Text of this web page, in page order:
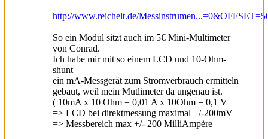
http://www.reichelt.de/
So ein Modul sitzt auch im 5€ Mini-Multimeter
von Conrad.
Ich habe mir mit so einem LCD und 10-Ohm-
shunt
ein mA-Messgerät zum Stromverbrauch ermitteln
gebaut, weil mein Mutlimeter da ungenau ist.
( 10mA x 10 Ohm = 0,01 A x 10Ohm = 0,1 V
=> LCD bei direktmessung maximal +/-200mV
=> Messbereich max +/- 200 MilliAmpère